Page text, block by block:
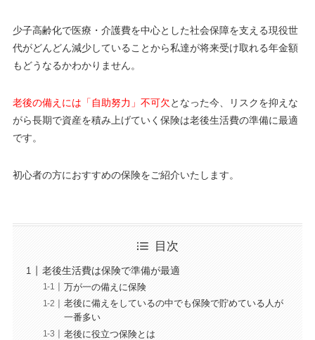
少子高齢化で医療・介護費を中心とした社会保障を支える現役世
代がどんどん減少していることから私達が将来受け取れる年金額
もどうなるかわかりません。
老後の備えには「自助努力」不可欠 となった今、リスクを抑えな
がら長期で資産を積み上げていく保険は老後生活費の準備に最適
です。
初心者の方におすすめの保険をご紹介いたします。
目次
老後生活費は保険で準備が最適
万が一の備えに保険
老後に備えをしているの中でも保険で貯めている人が
一番多い
老後に役立つ保険とは